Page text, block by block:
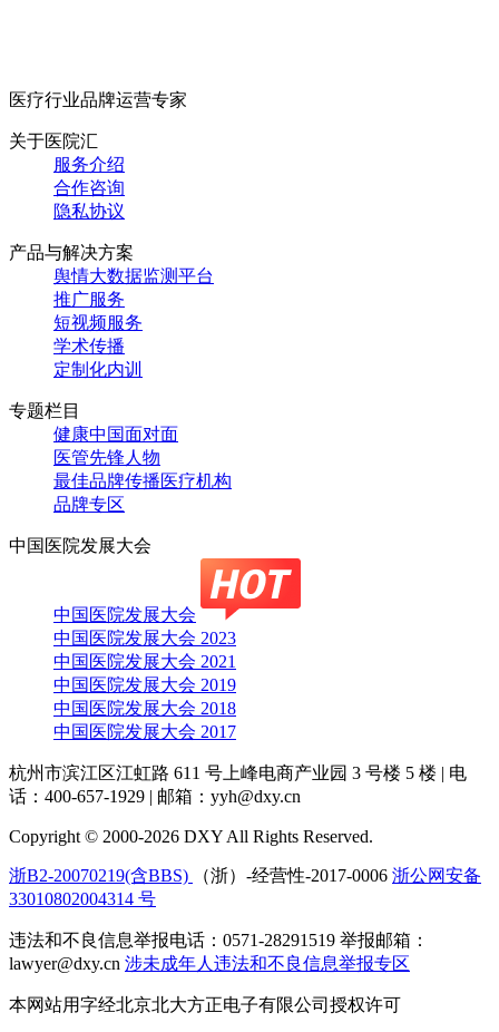
医疗行业品牌运营专家
关于医院汇
服务介绍
合作咨询
隐私协议
产品与解决方案
舆情大数据监测平台
推广服务
短视频服务
学术传播
定制化内训
专题栏目
健康中国面对面
医管先锋人物
最佳品牌传播医疗机构
品牌专区
中国医院发展大会
中国医院发展大会
中国医院发展大会 2023
中国医院发展大会 2021
中国医院发展大会 2019
中国医院发展大会 2018
中国医院发展大会 2017
杭州市滨江区江虹路 611 号上峰电商产业园 3 号楼 5 楼 | 电
话：400-657-1929 | 邮箱：yyh@dxy.cn
Copyright © 2000-2026 DXY All Rights Reserved.
浙B2-20070219(含BBS) （浙）-经营性-2017-0006 浙公网安备
33010802004314 号
违法和不良信息举报电话：0571-28291519 举报邮箱：
lawyer@dxy.cn 涉未成年人违法和不良信息举报专区
本网站用字经北京北大方正电子有限公司授权许可